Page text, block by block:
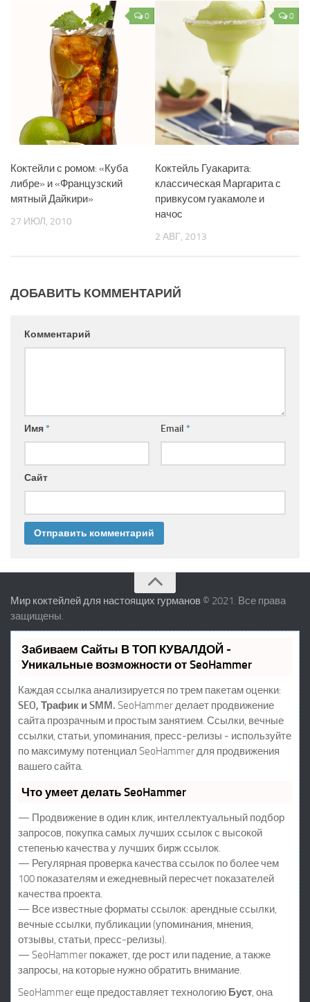
0
Коктейли с ромом: «Куба
либре» и «Французский
мятный Дайкири»
27 ИЮЛ, 2010
0
Коктейль Гуакарита:
классическая Маргарита с
привкусом гуакамоле и
начос
2 АВГ, 2013
ДОБАВИТЬ КОММЕНТАРИЙ
Комментарий
Имя* Email *
Сайт
Мир коктейлей для настоящих гурманов © 2021. Все права
защищены.
Забиваем Сайты В ТОП КУВАЛДОЙ -
Уникальные возможности от SeoHammer
Каждая ссылка анализируется по трем пакетам оценки:
SEO, Трафик и SMM. SeoHammer делает продвижение
сайта прозрачным и простым занятием. Ссылки, вечные
ссылки, статьи, упоминания, пресс-релизы - используйте
по максимуму потенциал SeoHammer для продвижения
вашего сайта.
Что умеет делать SeoHammer
— Продвижение в один клик, интеллектуальный подбор
запросов, покупка самых лучших ссылок с высокой
степенью качества у лучших бирж ссылок.
— Регулярная проверка качества ссылок по более чем
100 показателям и ежедневный пересчет показателей
качества проекта.
— Все известные форматы ссылок: арендные ссылки,
вечные ссылки, публикации (упоминания, мнения,
отзывы, статьи, пресс-релизы).
— SeoHammer покажет, где рост или падение, а также
запросы, на которые нужно обратить внимание.
SeoHammer еще предоставляет технологию Буст , она